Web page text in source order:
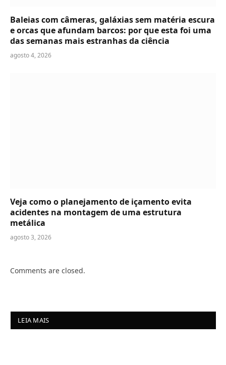
Baleias com câmeras, galáxias sem matéria escura
e orcas que afundam barcos: por que esta foi uma
das semanas mais estranhas da ciência
agosto 4, 2026
Veja como o planejamento de içamento evita
acidentes na montagem de uma estrutura
metálica
agosto 3, 2026
Comments are closed.
LEIA MAIS